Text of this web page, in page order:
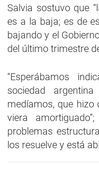
Salvia sostuvo que
es a la baja; es de
bajando y el
del último trimestre
“Esperábamos
sociedad
medíamos, que hizo
viera
problemas
los resuelve y está